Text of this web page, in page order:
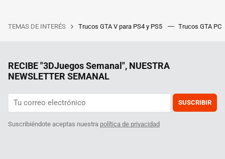
TEMAS DE INTERÉS Trucos GTA V para PS4 y PS5 Trucos GTA PC
RECIBE "3DJuegos Semanal", NUESTRA
NEWSLETTER SEMANAL
SUSCRIBIR
Suscribiéndote aceptas nuestra política de privacidad